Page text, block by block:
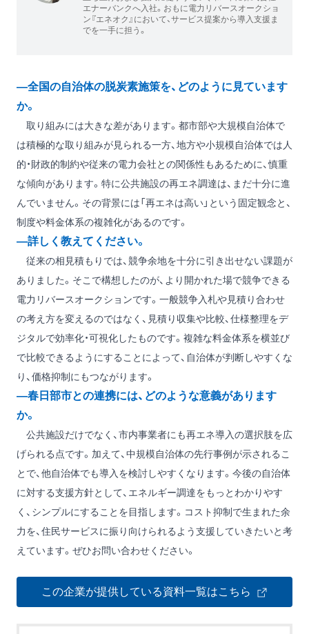
エナーバンクへ入社。おもに電力リバースオークショ
ン『エネオク』において、サービス提案から導入支援ま
でを一手に担う。
―全国の自治体の脱炭素施策を、どのように見ています
か。
取り組みには大きな差があります。都市部や大規模自治体で
は積極的な取り組みが見られる一方、地方や小規模自治体では人
的・財政的制約や従来の電力会社との関係性もあるために、慎重
な傾向があります。特に公共施設の再エネ調達は、まだ十分に進
んでいません。その背景には「再エネは高い」という固定観念と、
制度や料金体系の複雑化があるのです。
―詳しく教えてください。
従来の相見積もりでは、競争余地を十分に引き出せない課題が
ありました。そこで構想したのが、より開かれた場で競争できる
電力リバースオークションです。一般競争入札や見積り合わせ
の考え方を変えるのではなく、見積り収集や比較、仕様整理をデ
ジタルで効率化・可視化したものです。複雑な料金体系を横並び
で比較できるようにすることによって、自治体が判断しやすくな
り、価格抑制にもつながります。
―春日部市との連携には、どのような意義があります
か。
公共施設だけでなく、市内事業者にも再エネ導入の選択肢を広
げられる点です。加えて、中規模自治体の先行事例が示されるこ
とで、他自治体でも導入を検討しやすくなります。今後の自治体
に対する支援方針として、エネルギー調達をもっとわかりやす
く、シンプルにすることを目指します。コスト抑制で生まれた余
力を、住民サービスに振り向けられるよう支援していきたいと考
えています。ぜひお問い合わせください。
この企業が提供している資料一覧はこちら